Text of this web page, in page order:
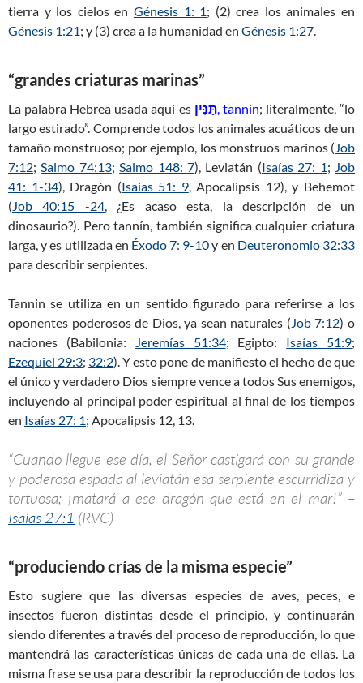
tierra y los cielos en Génesis 1: 1; (2) crea los animales en
Génesis 1:21; y (3) crea a la humanidad en Génesis 1:27
“grandes criaturas marinas”
La palabra Hebrea usada aquí es תַּנִּין, tannín; literalmente, “lo
largo estirado”. Comprende todos los animales acuáticos de un
tamaño monstruoso; por ejemplo, los monstruos marinos ( Job
7:12; Salmo 74:13; Salmo 148: 7), Leviatán (Isaías 27: 1; Job
41: 1-34), Dragón (Isaías 51: 9, Apocalipsis 12), y Behemot
( Job 40:15 -24, ¿Es acaso esta, la descripción de un
dinosaurio?). Pero tannín, también significa cualquier criatura
larga, y es utilizada en Éxodo 7: 9-10y en Deuteronomio 32:33
para describir serpientes.
Tannin se utiliza en un sentido figurado para referirse a los
oponentes poderosos de Dios, ya sean naturales ( Job 7:12) o
naciones (Babilonia:
Jeremías 51:34; Egipto: Isaías 51:9;
Ezequiel 29:3; 32:2). Y esto pone de manifiesto el hecho de que
el único y verdadero Dios siempre vence a todos Sus enemigos,
incluyendo al principal poder espiritual al final de los tiempos
en Isaías 27: 1; Apocalipsis 12 , 13.
“Cuando llegue ese día, el Señor castigará con su grande
y poderosa espada al leviatán esa serpiente escurridiza y
tortuosa; ¡matará a ese dragón que está en el mar!” –
Isaías 27:1 (RVC)
“produciendo crías de la misma especie”
Esto sugiere que las diversas especies de aves, peces, e
insectos fueron distintas desde el principio, y continuarán
siendo diferentes a través del proceso de reproducción, lo que
mantendrá las características únicas de cada una de ellas. La
misma frase se usa para describir la reproducción de todos los